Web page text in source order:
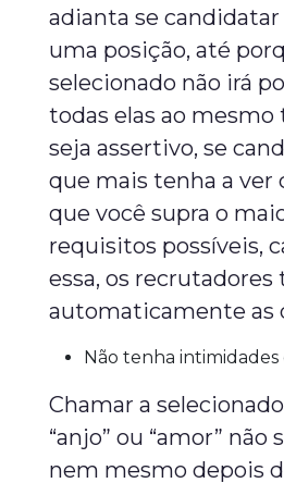
adianta se candidatar
uma posição, até
selecionado não irá
todas elas ao
seja assertivo, se
que mais tenha a ver
que você supra o
requisitos possíveis,
essa, os
automaticamente as
Não tenha
Chamar a
“anjo” ou “amor” não
nem mesmo depois